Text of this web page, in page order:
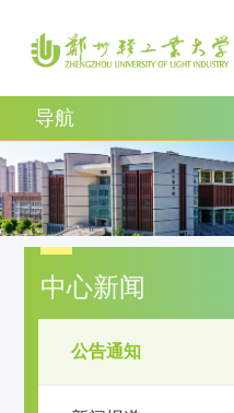
导航
中心新闻
公告通知